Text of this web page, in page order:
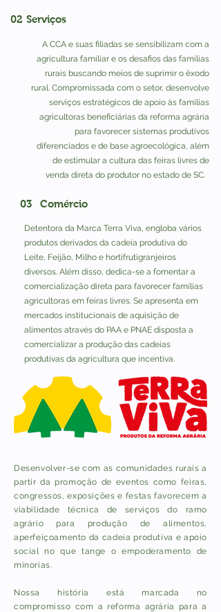
Serviços
02
A CCA e suas filiadas se sensibilizam com a
agricultura familiar e os desafios das famílias
rurais buscando meios de suprimir o êxodo
rural. Compromissada com o setor, desenvolve
serviços estratégicos de apoio às famílias
agricultoras beneficiárias da reforma agrária
para favorecer sistemas produtivos
diferenciados e de base agroecológica, além
de estimular a cultura das feiras livres de
venda direta do produtor no estado de SC.
Comércio
03
Detentora da Marca Terra Viva, engloba vários
produtos derivados da cadeia produtiva do
Leite, Feijão, Milho e hortifrutigranjeiros
diversos. Além disso, dedica-se a fomentar a
comercialização direta para favorecer famílias
agricultoras em feiras livres. Se apresenta em
mercados institucionais de aquisição de
alimentos através do PAA e PNAE disposta a
comercializar a produção das cadeias
produtivas da agricultura que incentiva.
Desenvolver-se com as comunidades rurais a
partir da promoção de eventos como feiras,
congressos, exposições e festas favorecem a
viabilidade técnica de serviços do ramo
agrário para produção de alimentos,
aperfeiçoamento da cadeia produtiva e apoio
social no que tange o empoderamento de
minorias.
Nossa história está marcada no
compromisso com a reforma agrária para a